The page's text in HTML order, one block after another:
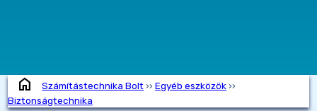
home Számítástechnika Bolt ››Egyéb eszközök››
Biztonságtechnika